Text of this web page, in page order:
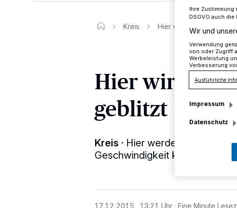
Kreis Hier wird nächste
Hier wird
geblitzt
Kreis · Hier werden die
Geschwindigkeit kontrollieren:
17.12.2015 , 13:21 Uhr Eine Minute
Ihre
DSGVO auch die
Wir und
Verwendung
von oder Zugriff
Werbeleistung
Verbesserung
Ausführliche
Impressum
Datenschutz